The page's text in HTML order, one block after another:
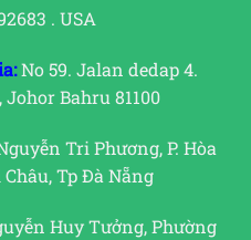
. USA
No 59. Jalan dedap 4.
Bahru 81100
Tri Phương, P. Hòa
Tp Đà Nẵng
Huy Tưởng, Phường